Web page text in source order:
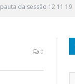
pauta da sessão 12 11 19
0